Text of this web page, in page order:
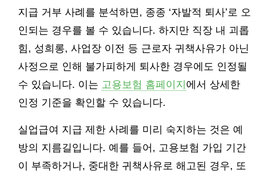
지급 거부 사례를 분석하면, 종종 ‘자발적 퇴사’로 오
인되는 경우를 볼 수 있습니다. 하지만 직장 내 괴롭
힘, 성희롱, 사업장 이전 등 근로자 귀책사유가 아닌
사정으로 인해 불가피하게 퇴사한 경우에도 인정될
수 있습니다. 이는 고용보험 홈페이지 에서 상세한
인정 기준을 확인할 수 있습니다.
실업급여 지급 제한 사례를 미리 숙지하는 것은 예
방의 지름길입니다. 예를 들어, 고용보험 가입 기간
이 부족하거나, 중대한 귀책사유로 해고된 경우, 또